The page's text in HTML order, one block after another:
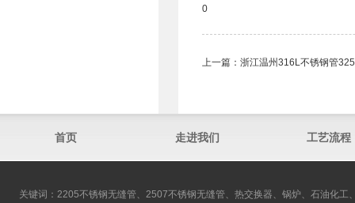
0
上一篇： 浙江温州316L不锈钢管
首页 走进我们 工艺流程
关键词：2205不锈钢无缝管、2507不锈钢无缝管、热交换器、锅炉、石油化